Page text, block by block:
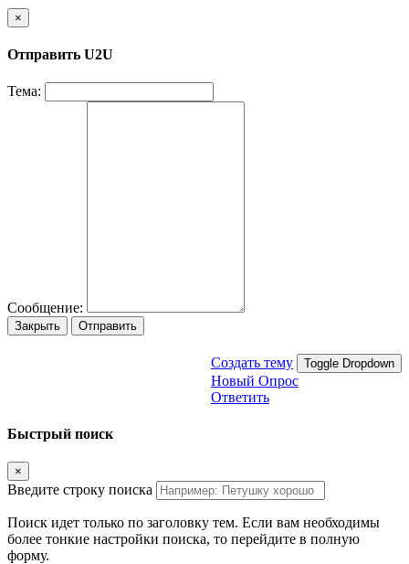
×
Отправить U2U
Тема:
Сообщение:
Закрыть Отправить
Создать тему Toggle Dropdown
Новый Опрос
Ответить
Быстрый поиск
×
Введите строку поиска
Поиск идет только по заголовку тем. Если вам необходимы
более тонкие настройки поиска, то перейдите в полную
форму.